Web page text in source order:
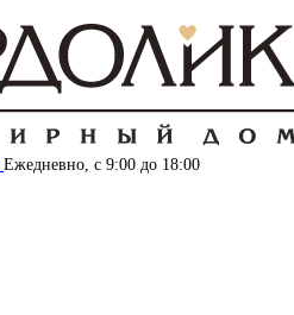
Ежедневно, с 9:00 до 18:00